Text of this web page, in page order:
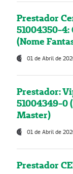
Prestador
51004350-
(Nome
01 de Abril de
Prestador:
51004349-0
Master)
01 de Abril de
Prestador